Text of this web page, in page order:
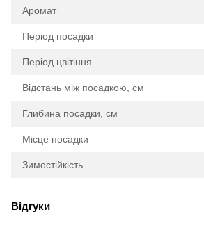
Аромат
Період посадки
Період цвітіння
Відстань між посадкою, см
Глибина посадки, см
Місце посадки
Зимостійкість
Відгуки